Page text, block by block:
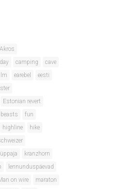
Akros
camping
cave
earebel
eesti
Estonian revert
fun
highline
hike
kranzhorn
lennunduspäevad
on wire
maraton